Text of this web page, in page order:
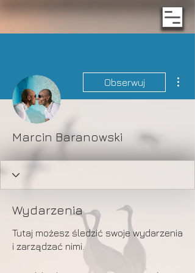
Obserwuj
Marcin Baranowski
Wydarzenia
Tutaj możesz śledzić swoje wydarzenia
i zarządzać nimi.